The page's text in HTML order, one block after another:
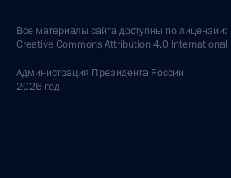
Все материалы сайта доступны по лицензии:
Creative Commons Attribution 4.0 International
Администрация Президента России
2026 год